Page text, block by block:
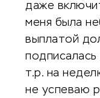
даже
меня была
выплатой
подписалась
т.р. на
не успеваю